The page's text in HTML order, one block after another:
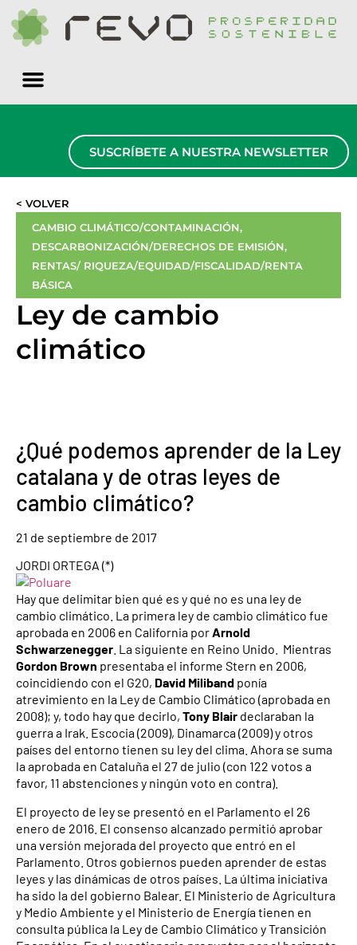
SUSCRÍBETE A NUESTRA NEWSLETTER
< VOLVER
CAMBIO CLIMÁTICO/CONTAMINACIÓN,
DESCARBONIZACIÓN/DERECHOS DE EMISIÓN,
RENTAS/ RIQUEZA/EQUIDAD/FISCALIDAD/RENTA
BÁSICA
Ley de cambio
climático
¿Qué podemos aprender de la Ley
catalana y de otras leyes de
cambio climático?
21 de septiembre de 2017
JORDI ORTEGA (*)
Hay que delimitar bien qué es y qué no es una ley de
cambio climático. La primera ley de cambio climático fue
aprobada en 2006 en California porArnold
Schwarzenegger . La siguiente en Reino Unido. Mientras
Gordon Brown presentaba el informe Stern en 2006,
coincidiendo con el G20, David Miliband ponía
atrevimiento en la Ley de Cambio Climático (aprobada en
2008); y, todo hay que decirlo, Tony Blair declaraban la
guerra a Irak. Escocia (2009), Dinamarca (2009) y otros
países del entorno tienen su ley del clima. Ahora se suma
la aprobada en Cataluña el 27 de julio (con 122 votos a
favor, 11 abstenciones y ningún voto en contra).
El proyecto de ley se presentó en el Parlamento el 26
enero de 2016. El consenso alcanzado permitió aprobar
una versión mejorada del proyecto que entró en el
Parlamento. Otros gobiernos pueden aprender de estas
leyes y las dinámicas de otros países. La última iniciativa
ha sido la del gobierno Balear. El Ministerio de Agricultura
y Medio Ambiente y el Ministerio de Energía tienen en
consulta pública la Ley de Cambio Climático y Transición